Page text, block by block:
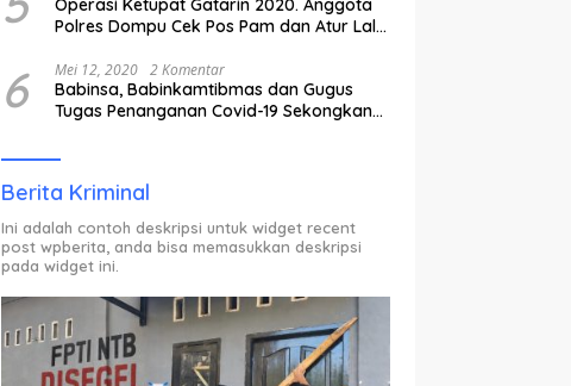
Operasi Ketupat Gatarin 2020. Anggota
Polres Dompu Cek Pos Pam dan Atur Lalu
6 Mei 12, 2020 2 Komentar
Babinsa, Babinkamtibmas dan Gugus
Tugas Penanganan Covid-19 Sekongkang
ODP.
Berita Kriminal
Ini adalah contoh deskripsi untuk widget recent
post wpberita, anda bisa memasukkan deskripsi
pada widget ini.